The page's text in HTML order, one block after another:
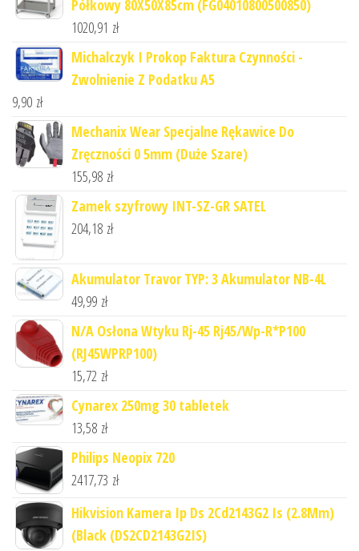
Półkowy 80X50X85cm (FG04010800500850)
1020,91 zł
Michalczyk I Prokop Faktura Czynności -
Zwolnienie Z Podatku A5
9,90 zł
Mechanix Wear Specjalne Rękawice Do
Zręczności 0 5mm (Duże Szare)
155,98 zł
Zamek szyfrowy INT-SZ-GR SATEL
204,18 zł
Akumulator Travor TYP: 3 Akumulator NB-4L
49,99 zł
N/A Osłona Wtyku Rj-45 Rj45/Wp-R*P100
(RJ45WPRP100)
15,72 zł
Cynarex 250mg 30 tabletek
13,58 zł
Philips Neopix 720
2417,73 zł
Hikvision Kamera Ip Ds 2Cd2143G2 Is (2.8Mm)
(Black (DS2CD2143G2IS)